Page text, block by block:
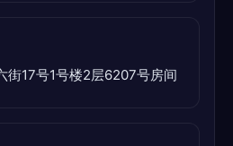
街17号1号楼2层6207号房间